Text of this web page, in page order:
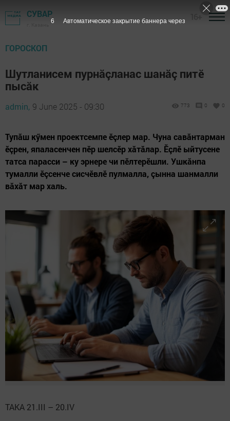
СУВАР
ГОРОСКОП
Шутланисем пурнăçланас шанăç питӗ
пысăк
admin, 9 June 2025 - 09:30 773 0 0
Тупăш кӳмен проектсемпе ӗçлер мар. Чуна савăнтарман
ӗçрен, япаласенчен пӗр шелсӗр хăтăлар. Ӗçлӗ ыйтусене
татса парасси – ку эрнере чи пӗлтерӗшли. Ушкăнпа
тумалли ӗçсенче сисчӗвлӗ пулмалла, çынна шанмалли
вăхăт мар халь.
ТАКА 21.III – 20.IV
5 Автоматическое закрытие баннера через